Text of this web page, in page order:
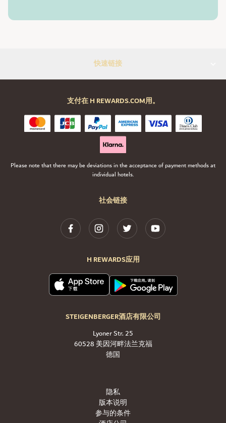
快速链接
社会链接
H REWARDS应用
STEIGENBERGER酒店有限公司
Lyoner Str. 25
60528 美因河畔法兰克福
德国
支付在 H REWARDS.COM用。
Please note that there may be deviations in the acceptance of payment methods at
individual hotels.
隐私
版本说明
参与的条件